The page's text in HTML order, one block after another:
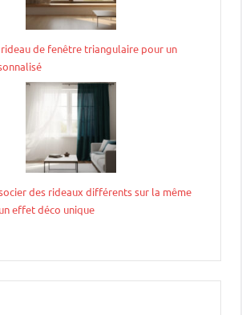
de fenêtre triangulaire pour un
des rideaux différents sur la même
effet déco unique